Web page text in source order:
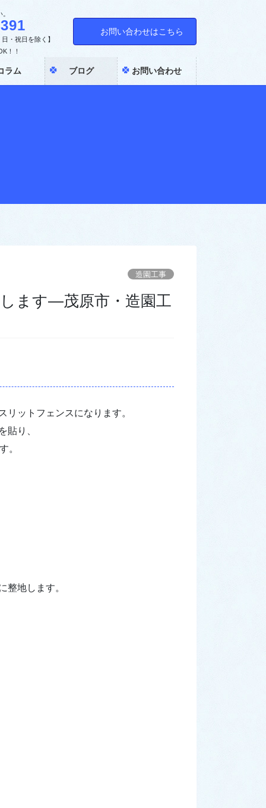
・祝日を除く】
！！
お問い合わせはこちら
ラム ブログ お問い合わせ
造園工事
ます―茂原市・造園工
リットフェンスになります。
貼り、
。
整地します。